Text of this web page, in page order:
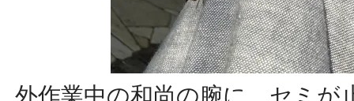
外作業中の和尚の腕に セミ